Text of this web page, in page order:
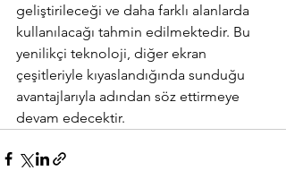
geliştirileceği ve daha farklı alanlarda
kullanılacağı tahmin edilmektedir. Bu
yenilikçi teknoloji, diğer ekran
çeşitleriyle kıyaslandığında sunduğu
avantajlarıyla adından söz ettirmeye
devam edecektir.